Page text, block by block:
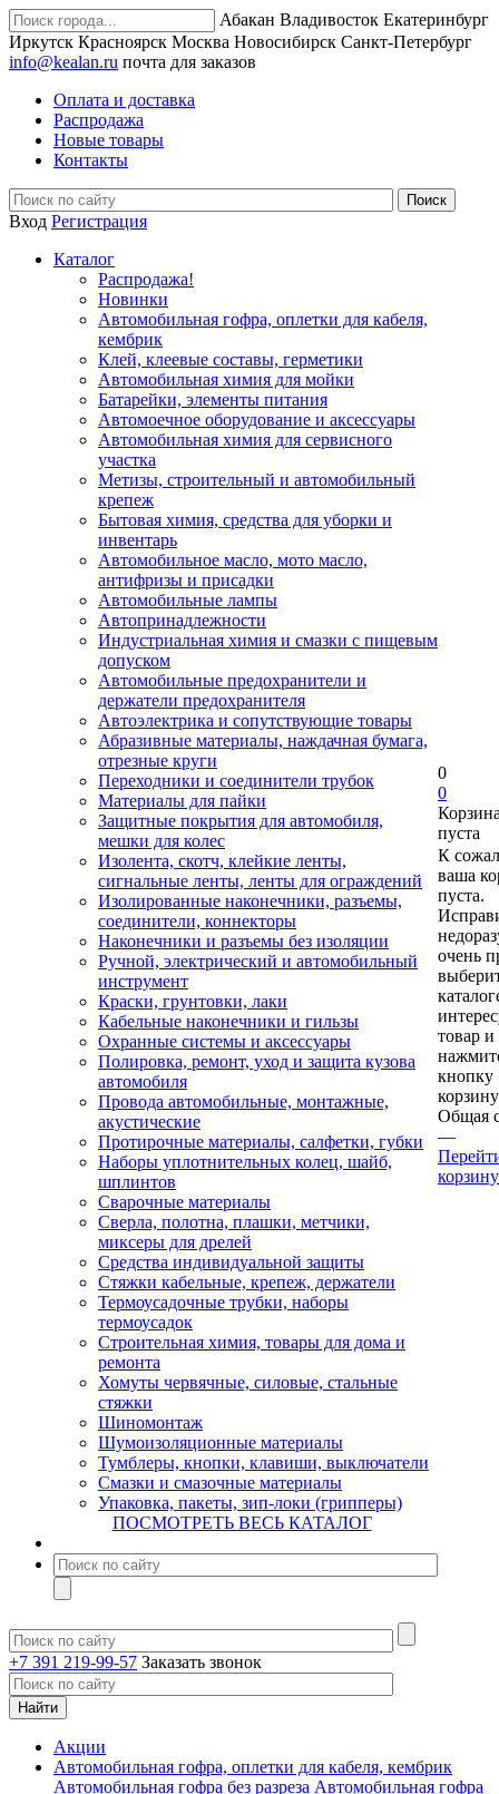
Абакан Владивосток Екатеринбург
Иркутск Красноярск Москва Новосибирск Санкт-Петербург
info@kealan.ru почта для заказов
Оплата и доставка
Распродажа
Новые товары
Контакты
Вход Регистрация
Каталог
Распродажа!
Новинки
Автомобильная гофра, оплетки для кабеля,
кембрик
Клей, клеевые составы, герметики
Автомобильная химия для мойки
Батарейки, элементы питания
Автомоечное оборудование и аксессуары
Автомобильная химия для сервисного
участка
Метизы, строительный и автомобильный
крепеж
Бытовая химия, средства для уборки и
инвентарь
Автомобильное масло, мото масло,
антифризы и присадки
Автомобильные лампы
Автопринадлежности
Индустриальная химия и смазки с пищевым
допуском
Автомобильные предохранители и
держатели предохранителя
Автоэлектрика и сопутствующие товары
Абразивные материалы, наждачная бумага,
отрезные круги
Переходники и соединители трубок
Материалы для пайки
Защитные покрытия для автомобиля,
мешки для колес
Изолента, скотч, клейкие ленты,
сигнальные ленты, ленты для ограждений
Изолированные наконечники, разъемы,
соединители, коннекторы
Наконечники и разъемы без изоляции
Ручной, электрический и автомобильный
инструмент
Краски, грунтовки, лаки
Кабельные наконечники и гильзы
Охранные системы и аксессуары
Полировка, ремонт, уход и защита кузова
автомобиля
Провода автомобильные, монтажные,
акустические
Протирочные материалы, салфетки, губки
Наборы уплотнительных колец, шайб,
шплинтов
Сварочные материалы
Сверла, полотна, плашки, метчики,
миксеры для дрелей
Средства индивидуальной защиты
Стяжки кабельные, крепеж, держатели
Термоусадочные трубки, наборы
термоусадок
Строительная химия, товары для дома и
ремонта
Хомуты червячные, силовые, стальные
стяжки
Шиномонтаж
Шумоизоляционные материалы
Тумблеры, кнопки, клавиши, выключатели
Смазки и смазочные материалы
Упаковка, пакеты, зип-локи (грипперы)
ПОСМОТРЕТЬ ВЕСЬ КАТАЛОГ
+7 391 219-99-57 Заказать звонок
0
0
пуста
К
ваша
пуста.
очень
товар и
кнопку
Общая
—
корзину
Акции
Автомобильная гофра, оплетки для кабеля, кембрик
Автомобильная гофра без разреза Автомобильная гофра